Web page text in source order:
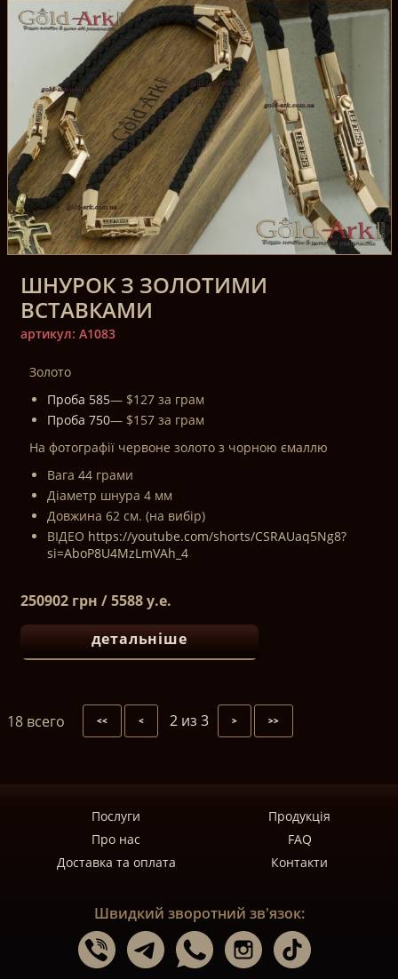
ШНУРОК З ЗОЛОТИМИ
ВСТАВКАМИ
артикул: A1083
Золото
Проба 585— $127 за грам
Проба 750— $157 за грам
На фотографії червоне золото з чорною ємаллю
Вага 44 грами
Діаметр шнура 4 мм
Довжина 62 см. (на вибір)
ВІДЕО https://youtube.com/shorts/CSRAUaq5Ng8?
si=AboP8U4MzLmVAh_4
250902 грн / 5588 у.е.
детальніше
18 всего << < 2 из 3 > >>
Послуги
Продукція
Про нас
FAQ
Доставка та оплата
Контакти
Швидкий зворотний зв'язок: